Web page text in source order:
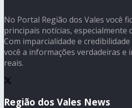
No Portal Região dos Vales você
principais notícias, especialmente
Com imparcialidade e
você a informações verdadeiras e
reais.
Região dos Vales News